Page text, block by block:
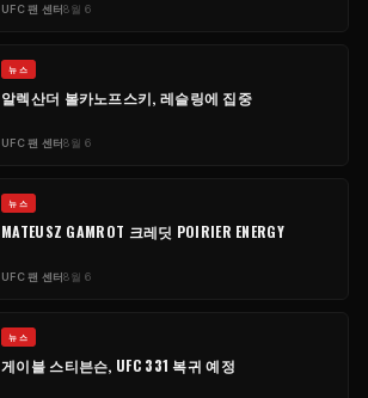
UFC 팬 센터8월 6
​뉴스
알렉산더 볼카노프스키, 레슬링에 집중
UFC 팬 센터8월 6
​뉴스
MATEUSZ GAMROT 크레딧 POIRIER ENERGY
UFC 팬 센터8월 6
​뉴스
게이블 스티븐슨, UFC 331 복귀 예정